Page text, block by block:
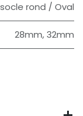
socle rond / Oval
28mm,32mm